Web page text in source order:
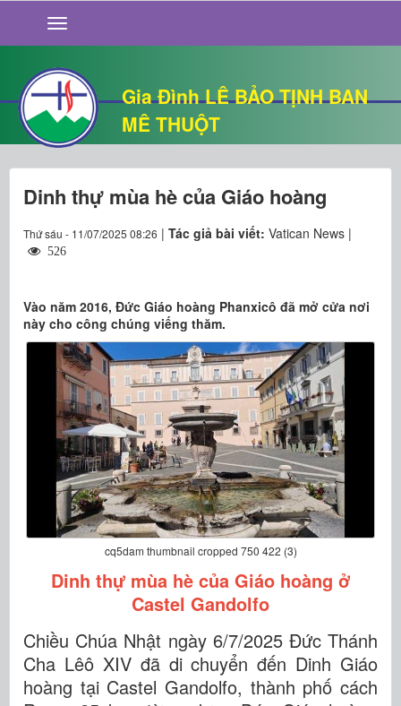
Gia Đình LÊ BẢO TỊNH BAN
MÊ THUỘT
GIỚI THIỆU
TIN TỨC
SỐNG ĐẠO
CHUYỆN NHÀ
QUÁN VĂN
THƯ GIÃN
Dinh thự mùa hè của Giáo hoàng
Thứ sáu - 11/07/2025 08:26 | Tác giả bài viết: Vatican News |
526
Vào năm 2016, Đức Giáo hoàng Phanxicô đã mở cửa nơi
này cho công chúng viếng thăm.
cq5dam thumbnail cropped 750 422 (3)
Dinh thự mùa hè của Giáo hoàng ở
Castel Gandolfo
Chiều Chúa Nhật ngày 6/7/2025 Đức Thánh
Cha Lêô XIV đã di chuyển đến Dinh Giáo
hoàng tại Castel Gandolfo, thành phố cách